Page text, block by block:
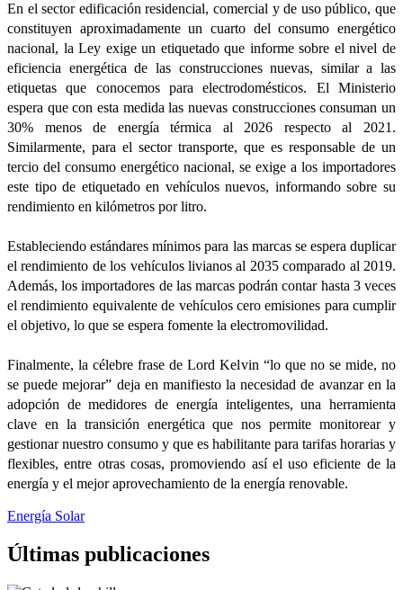
En el sector edificación residencial, comercial y de uso público, que
constituyen aproximadamente un cuarto del consumo energético
nacional, la Ley exige un etiquetado que informe sobre el nivel de
eficiencia energética de las construcciones nuevas, similar a las
etiquetas que conocemos para electrodomésticos. El Ministerio
espera que con esta medida las nuevas construcciones consuman un
30% menos de energía térmica al 2026 respecto al 2021.
Similarmente, para el sector transporte, que es responsable de un
tercio del consumo energético nacional, se exige a los importadores
este tipo de etiquetado en vehículos nuevos, informando sobre su
rendimiento en kilómetros por litro.
Estableciendo estándares mínimos para las marcas se espera duplicar
el rendimiento de los vehículos livianos al 2035 comparado al 2019.
Además, los importadores de las marcas podrán contar hasta 3 veces
el rendimiento equivalente de vehículos cero emisiones para cumplir
el objetivo, lo que se espera fomente la electromovilidad.
Finalmente, la célebre frase de Lord Kelvin “lo que no se mide, no
se puede mejorar” deja en manifiesto la necesidad de avanzar en la
adopción de medidores de energía inteligentes, una herramienta
clave en la transición energética que nos permite monitorear y
gestionar nuestro consumo y que es habilitante para tarifas horarias y
flexibles, entre otras cosas, promoviendo así el uso eficiente de la
energía y el mejor aprovechamiento de la energía renovable.
Energía Solar
Últimas publicaciones